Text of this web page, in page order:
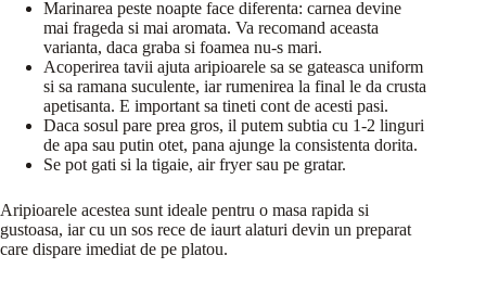
Marinarea peste noapte face diferenta: carnea devine
mai frageda si mai aromata. Va recomand aceasta
varianta, daca graba si foamea nu-s mari.
Acoperirea tavii ajuta aripioarele sa se gateasca uniform
si sa ramana suculente, iar rumenirea la final le da crusta
apetisanta. E important sa tineti cont de acesti pasi.
Daca sosul pare prea gros, il putem subtia cu 1-2 linguri
de apa sau putin otet, pana ajunge la consistenta dorita.
Se pot gati si la tigaie, air fryer sau pe gratar.
Aripioarele acestea sunt ideale pentru o masa rapida si
gustoasa, iar cu un sos rece de iaurt alaturi devin un preparat
care dispare imediat de pe platou.